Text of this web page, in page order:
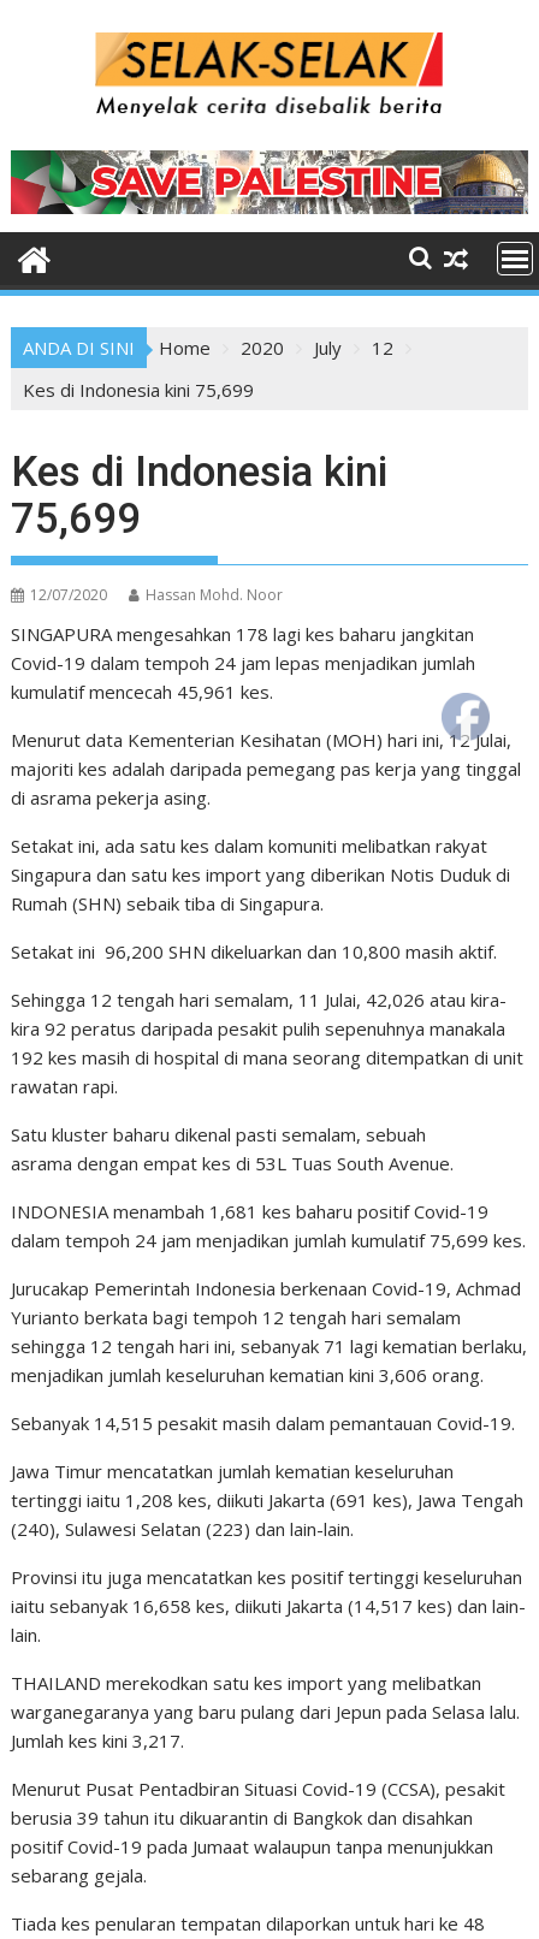
ANDA DI SINI Home 2020 July
12
Kes di Indonesia kini 75,699
Kes di Indonesia kini
75,699
12/07/2020 Hassan Mohd. Noor
SINGAPURA mengesahkan 178 lagi kes baharu jangkitan
Covid-19 dalam tempoh 24 jam lepas menjadikan jumlah
kumulatif mencecah 45,961 kes.
Menurut data Kementerian Kesihatan (MOH) hari ini, 12 Julai,
majoriti kes adalah daripada pemegang pas kerja yang tinggal
di asrama pekerja asing.
Setakat ini, ada satu kes dalam komuniti melibatkan rakyat
Singapura dan satu kes import yang diberikan Notis Duduk di
Rumah (SHN) sebaik tiba di Singapura.
Setakat ini 96,200 SHN dikeluarkan dan 10,800 masih aktif.
Sehingga 12 tengah hari semalam, 11 Julai, 42,026 atau kira-
kira 92 peratus daripada pesakit pulih sepenuhnya manakala
192 kes masih di hospital di mana seorang ditempatkan di unit
rawatan rapi.
Satu kluster baharu dikenal pasti semalam, sebuah
asrama dengan empat kes di 53L Tuas South Avenue.
INDONESIA menambah 1,681 kes baharu positif Covid-19
dalam tempoh 24 jam menjadikan jumlah kumulatif 75,699 kes.
Jurucakap Pemerintah Indonesia berkenaan Covid-19, Achmad
Yurianto berkata bagi tempoh 12 tengah hari semalam
sehingga 12 tengah hari ini, sebanyak 71 lagi kematian berlaku,
menjadikan jumlah keseluruhan kematian kini 3,606 orang.
Sebanyak 14,515 pesakit masih dalam pemantauan Covid-19.
Jawa Timur mencatatkan jumlah kematian keseluruhan
tertinggi iaitu 1,208 kes, diikuti Jakarta (691 kes), Jawa Tengah
(240), Sulawesi Selatan (223) dan lain-lain.
Provinsi itu juga mencatatkan kes positif tertinggi keseluruhan
iaitu sebanyak 16,658 kes, diikuti Jakarta (14,517 kes) dan lain-
lain.
THAILAND merekodkan satu kes import yang melibatkan
warganegaranya yang baru pulang dari Jepun pada Selasa lalu.
Jumlah kes kini 3,217.
Menurut Pusat Pentadbiran Situasi Covid-19 (CCSA), pesakit
berusia 39 tahun itu dikuarantin di Bangkok dan disahkan
positif Covid-19 pada Jumaat walaupun tanpa menunjukkan
sebarang gejala.
Tiada kes penularan tempatan dilaporkan untuk hari ke 48